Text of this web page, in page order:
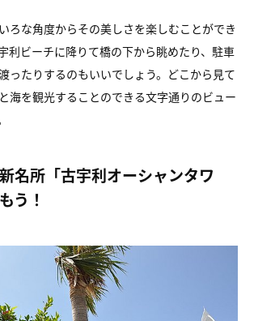
ろな角度からその美しさを楽しむことができ
利ビーチに降りて橋の下から眺めたり、 駐車
ったりするのもいいでしょう。 どこから見て
海を観光することのできる文字通りのビュー
名所「古宇利オーシャンタワ
う！